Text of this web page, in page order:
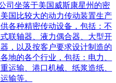
司坐落于美国威斯康星州的密
国比较大的动力传动装置生产
各种精密传动设备，包括：不
联轴器、液力偶合器、大型开
，以及按客户要求设计制造的
地的各个行业，包括：电力、
运输、港口机械、纸浆造纸、
输等。